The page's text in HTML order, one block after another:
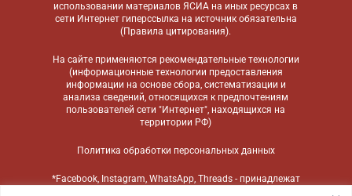
использовании материалов ЯСИА на иных ресурсах в
сети Интернет гиперссылка на источник обязательна
(Правила цитирования).
На сайте применяются рекомендательные технологии
(информационные технологии предоставления
информации на основе сбора, систематизации и
анализа сведений, относящихся к предпочтениям
пользователей сети "Интернет", находящихся на
территории РФ)
Политика обработки персональных данных
*Facebook, Instagram, WhatsApp, Threads - принадлежат